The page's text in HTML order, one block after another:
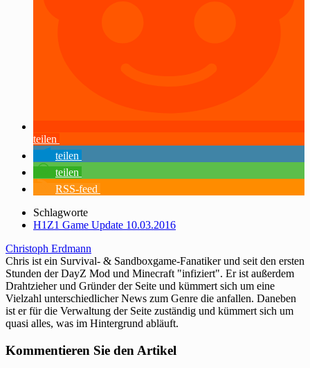
teilen
teilen
teilen
RSS-feed
Schlagworte
H1Z1 Game Update 10.03.2016
Christoph Erdmann
Chris ist ein Survival- & Sandboxgame-Fanatiker und seit den ersten
Stunden der DayZ Mod und Minecraft "infiziert". Er ist außerdem
Drahtzieher und Gründer der Seite und kümmert sich um eine
Vielzahl unterschiedlicher News zum Genre die anfallen. Daneben
ist er für die Verwaltung der Seite zuständig und kümmert sich um
quasi alles, was im Hintergrund abläuft.
Kommentieren Sie den Artikel